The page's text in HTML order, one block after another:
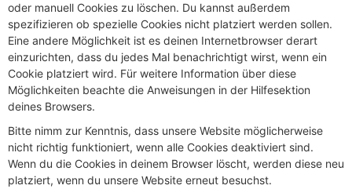
oder manuell Cookies zu löschen. Du kannst außerdem
spezifizieren ob spezielle Cookies nicht platziert werden sollen.
Eine andere Möglichkeit ist es deinen Internetbrowser derart
einzurichten, dass du jedes Mal benachrichtigt wirst, wenn ein
Cookie platziert wird. Für weitere Information über diese
Möglichkeiten beachte die Anweisungen in der Hilfesektion
deines Browsers.
Bitte nimm zur Kenntnis, dass unsere Website möglicherweise
nicht richtig funktioniert, wenn alle Cookies deaktiviert sind.
Wenn du die Cookies in deinem Browser löscht, werden diese neu
platziert, wenn du unsere Website erneut besuchst.